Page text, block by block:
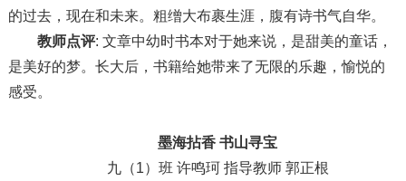
的过去，现在和未来。粗缯大布裹生涯，腹有诗书气自华。
教师点评: 文章中幼时书本对于她来说，是甜美的童话，
是美好的梦。长大后，书籍给她带来了无限的乐趣，愉悦的
感受。
墨海拈香 书山寻宝
九（1）班 许鸣珂 指导教师 郭正根